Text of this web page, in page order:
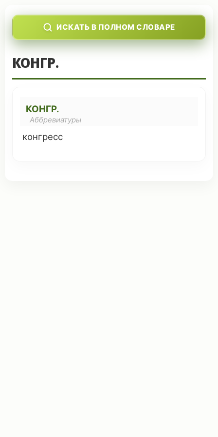
ИСКАТЬ В ПОЛНОМ СЛОВАРЕ
КОНГР.
КОНГР.
Аббревиатуры
конгресс